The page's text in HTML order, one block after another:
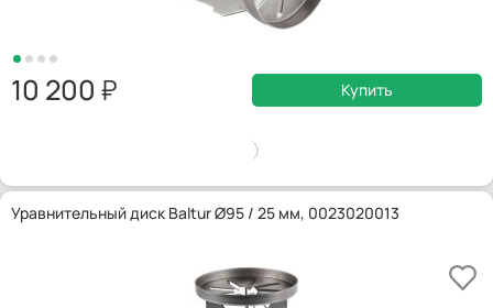
10 200 Купить
Уравнительный диск Baltur Ø95 / 25 мм, 0023020013